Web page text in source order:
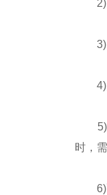
2)电
3)防
4)防
5)低
时，
6)配